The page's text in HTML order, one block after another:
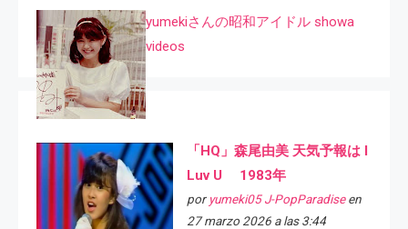
yumekiさんの昭和アイドル showa
videos
「HQ」森尾由美 天気予報は I
Luv U 1983年
por yumeki05 J-PopParadiseen
27 marzo 2026 a las 3:44